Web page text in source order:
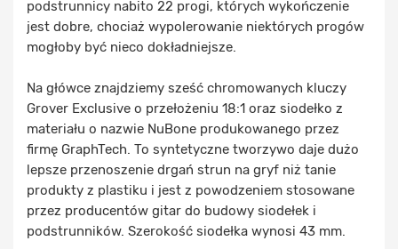
podstrunnicy nabito 22 progi, których wykończenie
jest dobre, chociaż wypolerowanie niektórych progów
mogłoby być nieco dokładniejsze.
Na główce znajdziemy sześć chromowanych kluczy
Grover Exclusive o przełożeniu 18:1 oraz siodełko z
materiału o nazwie NuBone produkowanego przez
firmę GraphTech. To syntetyczne tworzywo daje dużo
lepsze przenoszenie drgań strun na gryf niż tanie
produkty z plastiku i jest z powodzeniem stosowane
przez producentów gitar do budowy siodełek i
podstrunników. Szerokość siodełka wynosi 43 mm.